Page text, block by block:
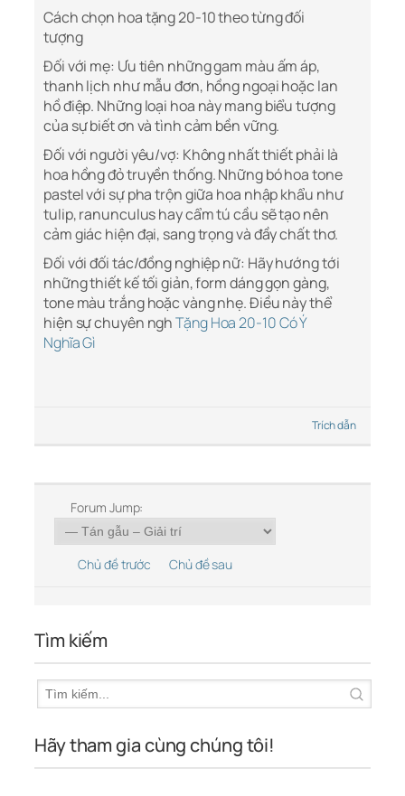
Cách chọn hoa tặng 20-10 theo từng đối
tượng
Đối với mẹ: Ưu tiên những gam màu ấm áp,
thanh lịch như mẫu đơn, hồng ngoại hoặc lan
hồ điệp. Những loại hoa này mang biểu tượng
của sự biết ơn và tình cảm bền vững.
Đối với người yêu/vợ: Không nhất thiết phải là
hoa hồng đỏ truyền thống. Những bó hoa tone
pastel với sự pha trộn giữa hoa nhập khẩu như
tulip, ranunculus hay cẩm tú cầu sẽ tạo nên
cảm giác hiện đại, sang trọng và đầy chất thơ.
Đối với đối tác/đồng nghiệp nữ: Hãy hướng tới
những thiết kế tối giản, form dáng gọn gàng,
tone màu trắng hoặc vàng nhẹ. Điều này thể
hiện sự chuyên nghTặng Hoa 20-10 Có Ý
Nghĩa Gì
Trích dẫn
Forum Jump:
Chủ đề trước Chủ đề sau
Tìm kiếm
Hãy tham gia cùng chúng tôi!